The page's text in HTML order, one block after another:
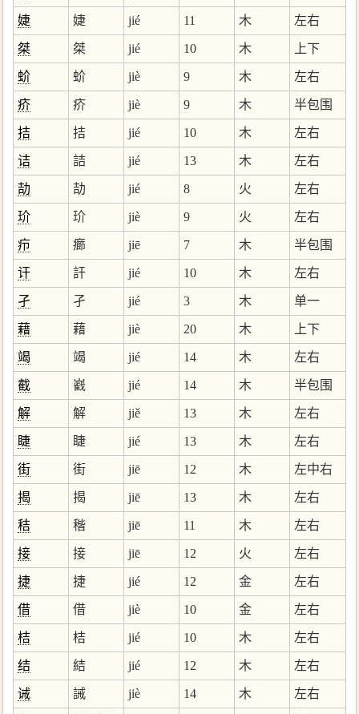
婕 婕 jié 11 木 左右
桀 桀 jié 10 木 上下
蚧 蚧 jiè 9 木 左右
疥 疥 jiè 9 木 半包围
拮 拮 jié 10 木 左右
诘 詰 jié 13 木 左右
劼 劼 jié 8 火 左右
玠 玠 jiè 9 火 左右
疖 癤 jiē 7 木 半包围
讦 訐 jié 10 木 左右
孑 孑 jié 3 木 单一
藉 藉 jiè 20 木 上下
竭 竭 jié 14 木 左右
截 巀 jié 14 木 半包围
解 解 jiě 13 木 左右
睫 睫 jié 13 木 左右
街 街 jiē 12 木 左中右
揭 揭 jiē 13 木 左右
秸 稭 jiē 11 木 左右
接 接 jiē 12 火 左右
捷 捷 jié 12 金 左右
借 借 jiè 10 金 左右
桔 桔 jié 10 木 左右
结 結 jié 12 木 左右
诫 誡 jiè 14 木 左右